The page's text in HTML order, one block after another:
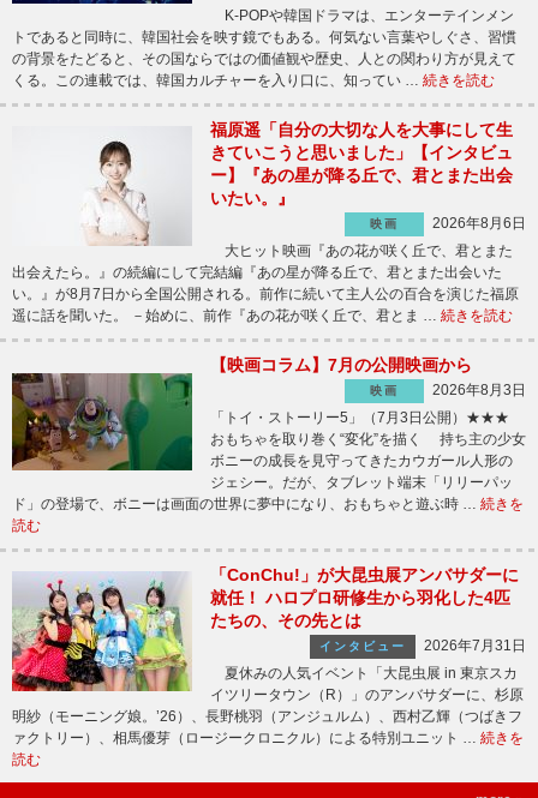
K-POPや韓国ドラマは、エンターテインメン
トであると同時に、韓国社会を映す鏡でもある。何気ない言葉やしぐさ、習慣
の背景をたどると、その国ならではの価値観や歴史、人との関わり方が見えて
くる。この連載では、韓国カルチャーを入り口に、知ってい … 続きを読む
福原遥「自分の大切な人を大事にして生
きていこうと思いました」【インタビュ
ー】『あの星が降る丘で、君とまた出会
いたい。』
映画
2026年8月6日
大ヒット映画『あの花が咲く丘で、君とまた
出会えたら。』の続編にして完結編『あの星が降る丘で、君とまた出会いた
い。』が8月7日から全国公開される。前作に続いて主人公の百合を演じた福原
遥に話を聞いた。 －始めに、前作『あの花が咲く丘で、君とま … 続きを読む
【映画コラム】7月の公開映画から
映画
2026年8月3日
「トイ・ストーリー5」（7月3日公開）★★★
おもちゃを取り巻く“変化”を描く 持ち主の少女
ボニーの成長を見守ってきたカウガール人形の
ジェシー。だが、タブレット端末「リリーパッ
ド」の登場で、ボニーは画面の世界に夢中になり、おもちゃと遊ぶ時 … 続きを
読む
「ConChu!」が大昆虫展アンバサダーに
就任！ ハロプロ研修生から羽化した4匹
たちの、その先とは
インタビュー
2026年7月31日
夏休みの人気イベント「大昆虫展 in 東京スカ
イツリータウン（R）」のアンバサダーに、杉原
明紗（モーニング娘。’26）、長野桃羽（アンジュルム）、西村乙輝（つばきフ
ァクトリー）、相馬優芽（ロージークロニクル）による特別ユニット … 続きを
読む